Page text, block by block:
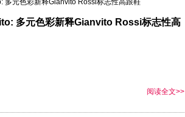
多元色彩新释Gianvito Rossi标志性高
阅读全文>>